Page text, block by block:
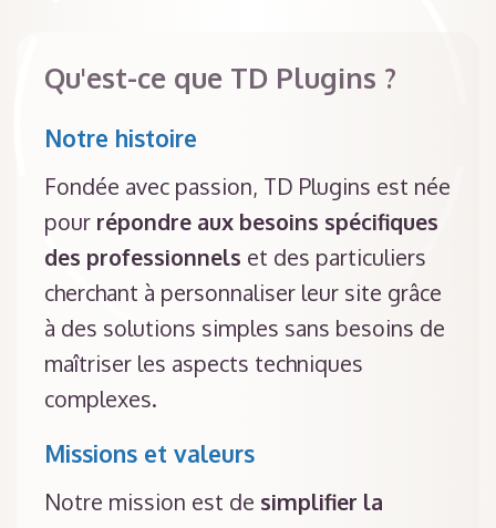
Qu'est-ce que TD Plugins ?
Notre histoire
Fondée avec passion, TD Plugins est née
pour répondre aux besoins spécifiques
des professionnels et des particuliers
cherchant à personnaliser leur site grâce
à des solutions simples sans besoins de
maîtriser les aspects techniques
complexes.
Missions et valeurs
Notre mission est de simplifier la